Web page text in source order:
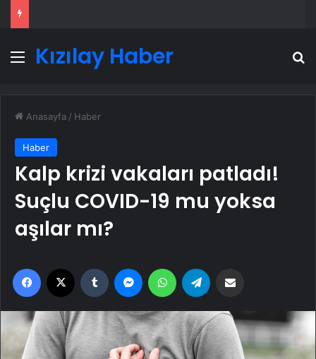
Menü
Kızılay Haber
Anasayfa / Haber
Haber
Kalp krizi vakaları patladı!
Suçlu COVID-19 mu yoksa
aşılar mı?
Facebook Tumblr MessengerWhatsApp